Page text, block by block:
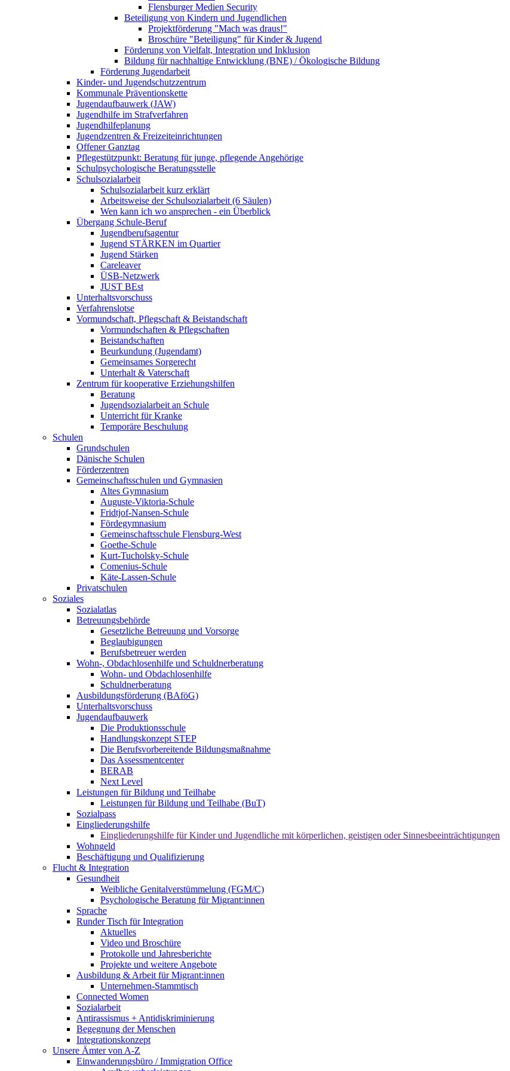
Flensburger Medien Security
Beteiligung von Kindern und Jugendlichen
Projektförderung "Mach was draus!"
Broschüre "Beteiligung" für Kinder & Jugend
Förderung von Vielfalt, Integration und Inklusion
Bildung für nachhaltige Entwicklung (BNE) / Ökologische Bildung
Förderung Jugendarbeit
Kinder- und Jugendschutzzentrum
Kommunale Präventionskette
Jugendaufbauwerk (JAW)
Jugendhilfe im Strafverfahren
Jugendhilfeplanung
Jugendzentren & Freizeiteinrichtungen
Offener Ganztag
Pflegestützpunkt: Beratung für junge, pflegende Angehörige
Schulpsychologische Beratungsstelle
Schulsozialarbeit
Schulsozialarbeit kurz erklärt
Arbeitsweise der Schulsozialarbeit (6 Säulen)
Wen kann ich wo ansprechen - ein Überblick
Übergang Schule-Beruf
Jugendberufsagentur
Jugend STÄRKEN im Quartier
Jugend Stärken
Careleaver
ÜSB-Netzwerk
JUST BEst
Unterhaltsvorschuss
Verfahrenslotse
Vormundschaft, Pflegschaft & Beistandschaft
Vormundschaften & Pflegschaften
Beistandschaften
Beurkundung (Jugendamt)
Gemeinsames Sorgerecht
Unterhalt & Vaterschaft
Zentrum für kooperative Erziehungshilfen
Beratung
Jugendsozialarbeit an Schule
Unterricht für Kranke
Temporäre Beschulung
Schulen
Grundschulen
Dänische Schulen
Förderzentren
Gemeinschaftsschulen und Gymnasien
Altes Gymnasium
Auguste-Viktoria-Schule
Fridtjof-Nansen-Schule
Fördegymnasium
Gemeinschaftsschule Flensburg-West
Goethe-Schule
Kurt-Tucholsky-Schule
Comenius-Schule
Käte-Lassen-Schule
Privatschulen
Soziales
Sozialatlas
Betreuungsbehörde
Gesetzliche Betreuung und Vorsorge
Beglaubigungen
Berufsbetreuer werden
Wohn-, Obdachlosenhilfe und Schuldnerberatung
Wohn- und Obdachlosenhilfe
Schuldnerberatung
Ausbildungsförderung (BAföG)
Unterhaltsvorschuss
Jugendaufbauwerk
Die Produktionsschule
Handlungskonzept STEP
Die Berufsvorbereitende Bildungsmaßnahme
Das Assessmentcenter
BERAB
Next Level
Leistungen für Bildung und Teilhabe
Leistungen für Bildung und Teilhabe (BuT)
Sozialpass
Eingliederungshilfe
Eingliederungshilfe für Kinder und Jugendliche mit körperlichen, geistigen oder Sinnesbeeinträchtigungen
Wohngeld
Beschäftigung und Qualifizierung
Flucht & Integration
Gesundheit
Weibliche Genitalverstümmelung (FGM/C)
Psychologische Beratung für Migrant:innen
Sprache
Runder Tisch für Integration
Aktuelles
Video und Broschüre
Protokolle und Jahresberichte
Projekte und weitere Angebote
Ausbildung & Arbeit für Migrant:innen
Unternehmen-Stammtisch
Connected Women
Sozialarbeit
Antirassismus + Antidiskriminierung
Begegnung der Menschen
Integrationskonzept
Unsere Ämter von A-Z
Einwanderungsbüro / Immigration Office